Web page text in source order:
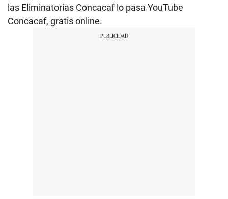
las Eliminatorias Concacaf lo pasa YouTube
Concacaf, gratis online.